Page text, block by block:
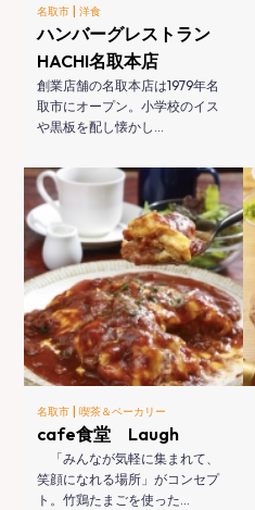
名取市 |洋食
ハンバーグレストラン
HACHI名取本店
創業店舗の名取本店は1979年名
取市にオープン。小学校のイス
や黒板を配し懐かし…
名取市 |喫茶＆ベーカリー
cafe食堂 Laugh
「みんなが気軽に集まれて、
笑顔になれる場所」がコンセプ
ト。竹鶏たまごを使った…